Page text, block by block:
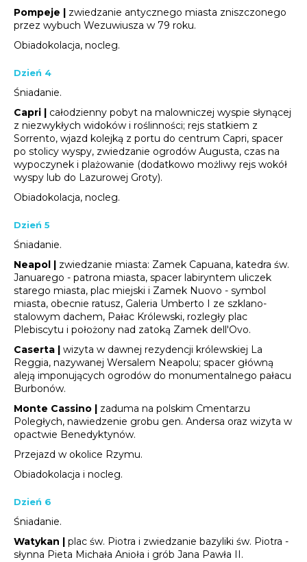
Pompeje | zwiedzanie antycznego miasta zniszczonego
przez wybuch Wezuwiusza w 79 roku.
Obiadokolacja, nocleg.
Dzień 4
Śniadanie.
Capri | całodzienny pobyt na malowniczej wyspie słynącej
z niezwykłych widoków i roślinności; rejs statkiem z
Sorrento, wjazd kolejką z portu do centrum Capri, spacer
po stolicy wyspy, zwiedzanie ogrodów Augusta, czas na
wypoczynek i plażowanie (dodatkowo możliwy rejs wokół
wyspy lub do Lazurowej Groty).
Obiadokolacja, nocleg.
Dzień 5
Śniadanie.
Neapol | zwiedzanie miasta: Zamek Capuana, katedra św.
Januarego - patrona miasta, spacer labiryntem uliczek
starego miasta, plac miejski i Zamek Nuovo - symbol
miasta, obecnie ratusz, Galeria Umberto I ze szklano-
stalowym dachem, Pałac Królewski, rozległy plac
Plebiscytu i położony nad zatoką Zamek dell'Ovo.
Caserta | wizyta w dawnej rezydencji królewskiej La
Reggia, nazywanej Wersalem Neapolu; spacer główną
aleją imponujących ogrodów do monumentalnego pałacu
Burbonów.
Monte Cassino | zaduma na polskim Cmentarzu
Poległych, nawiedzenie grobu gen. Andersa oraz wizyta w
opactwie Benedyktynów.
Przejazd w okolice Rzymu.
Obiadokolacja i nocleg.
Dzień 6
Śniadanie.
Watykan | plac św. Piotra i zwiedzanie bazyliki św. Piotra -
słynna Pieta Michała Anioła i grób Jana Pawła II.